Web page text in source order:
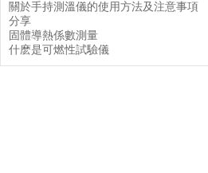
關於手持測溫儀的使用方法及注意事項
分享
固體導熱係數測量
什麽是可燃性試驗儀